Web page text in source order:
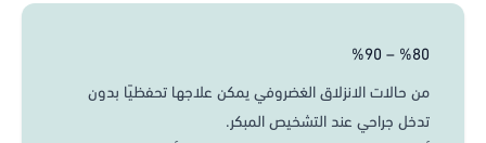
%80 – %90
من حالات الانزلاق الغضروفي يمكن علاجها تحفظيًا بدون
تدخل جراحي عند التشخيص المبكر.